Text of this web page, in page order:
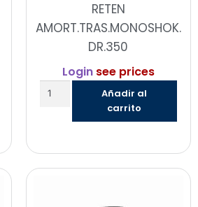
RETEN
AMORT.TRAS.MONOSHOK.
DR.350
Loginsee prices
Añadir al
carrito